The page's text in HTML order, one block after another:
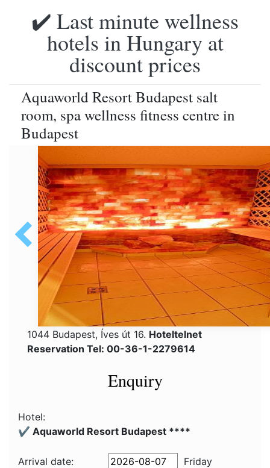
✔️ Last minute wellness
hotels in Hungary at
discount prices
Aquaworld Resort Budapest salt
room, spa wellness fitness centre in
Budapest
1044 Budapest, Íves út 16. Hoteltelnet
Reservation Tel: 00-36-1-2279614
Enquiry
Hotel:
✔️ Aquaworld Resort Budapest ****
Arrival date: Friday